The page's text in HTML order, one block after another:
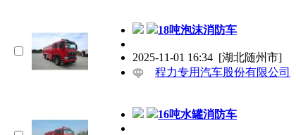
18吨泡沫消防车
2025-11-01 16:34 [湖北随州市]
程力专用汽车股份有限公司
16吨水罐消防车